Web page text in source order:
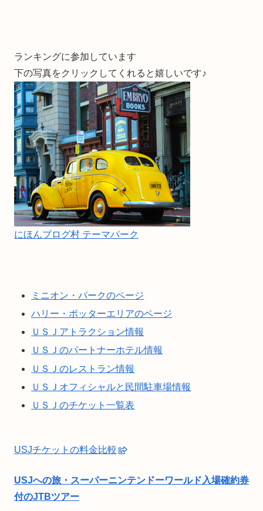
ランキングに参加しています
下の写真をクリックしてくれると嬉しいです♪
にほんブログ村 テーマパーク
ミニオン・パークのページ
ハリー・ポッターエリアのページ
ＵＳＪアトラクション情報
ＵＳＪのパートナーホテル情報
ＵＳＪのレストラン情報
ＵＳＪオフィシャルと民間駐車場情報
ＵＳＪのチケット一覧表
USJチケットの料金比較
USJへの旅・スーパーニンテンドーワールド入場確約券
付のJTBツアー